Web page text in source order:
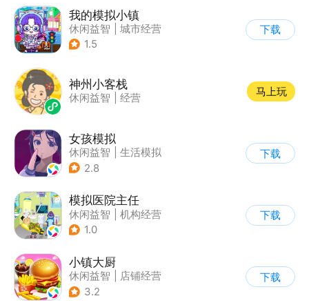
我的模拟小镇
休闲益智
城市经营
| 卡通
1.5
下载
神州小客栈
休闲益智 经营
马上玩
女孩模拟
休闲益智
生活模拟
| 校园
2.8
下载
模拟医院主任
休闲益智
机构经营
| 医院
1.0
下载
小镇大厨
休闲益智
店铺经营
| 美食
3.2
下载